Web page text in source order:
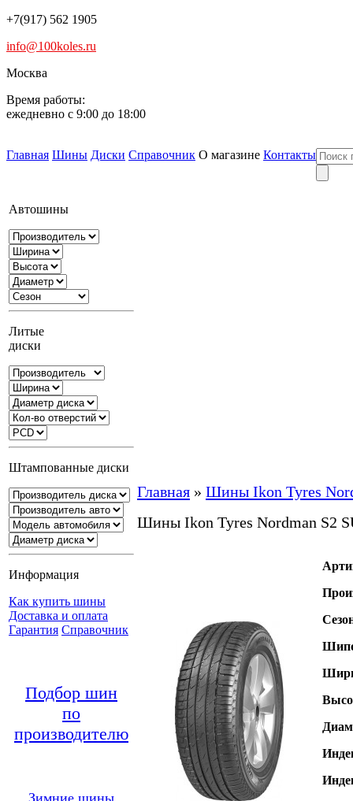
+7(917) 562 1905
info@100koles.ru
Москва
Время работы:
ежедневно с 9:00 до 18:00
Главная Шины Диски Справочник О магазине Контакты
Автошины
Литые
диски
Штампованные диски
Информация
Как купить шины
Доставка и оплата
Гарантия Справочник
Подбор шин
по
производителю
Зимние шины
Главная » Шины Ikon Tyres
Шины Ikon Tyres Nordman S2